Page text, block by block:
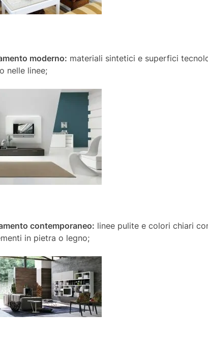
moderno: materiali sintetici e superfici
nelle linee;
contemporaneo: linee pulite e colori chiari
in pietra o legno;